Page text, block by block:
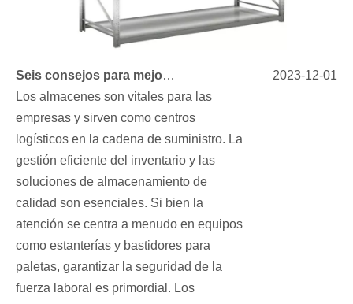
Seis consejos para mejorar la seguridad de las estanterías de almacenamiento
Los almacenes son vitales para las
empresas y sirven como centros
logísticos en la cadena de suministro. La
gestión eficiente del inventario y las
soluciones de almacenamiento de
calidad son esenciales. Si bien la
atención se centra a menudo en equipos
como estanterías y bastidores para
paletas, garantizar la seguridad de la
fuerza laboral es primordial. Los
2023-12-01